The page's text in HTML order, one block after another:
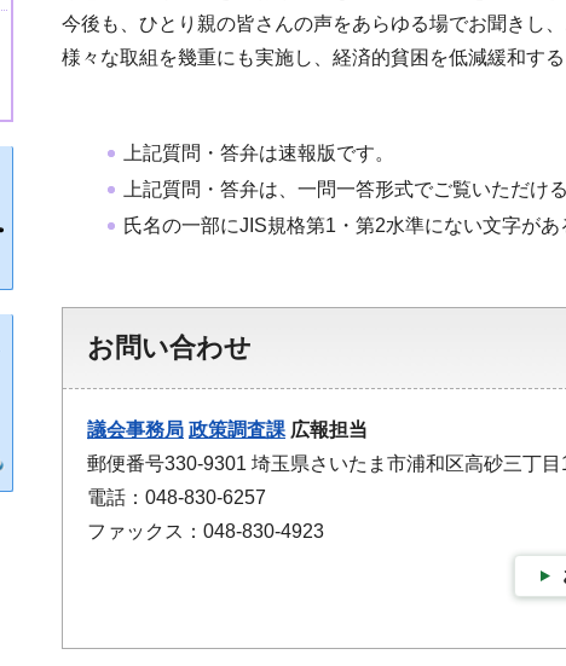
今後も、ひとり親の皆さんの声をあらゆる場でお聞きし
様々な取組を幾重にも実施し、経済的貧困を低減緩和す
上記質問・答弁は速報版です。
上記質問・答弁は、一問一答形式でご覧いただけ
氏名の一部にJIS規格第1・第2水準にない文字が
お問い合わせ
議会事務局 政策調査課 広報担当
郵便番号330-9301 埼玉県さいたま市浦和区高砂三丁
電話：048-830-6257
ファックス：048-830-4923